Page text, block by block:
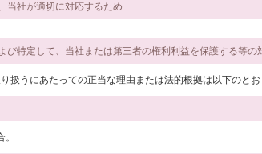
当社が適切に対応するため
特定して、当社または第三者の権利利益を保護する等の
うにあたっての正当な理由または法的根拠は以下のとお